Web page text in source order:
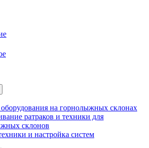
на горнолыжных склонах
ратраков и техники для
склонов
и настройка систем